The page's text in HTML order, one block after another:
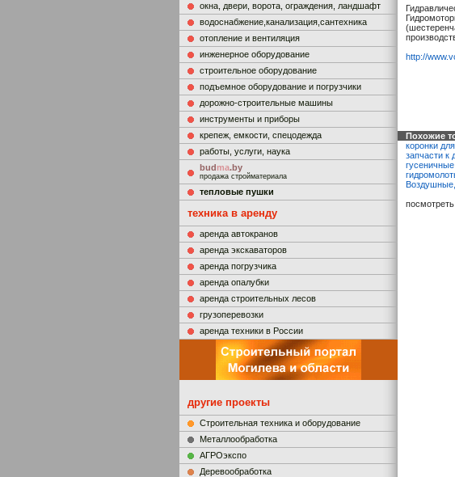
окна, двери, ворота, ограждения, ландшафт
водоснабжение,канализация,сантехника
отопление и вентиляция
инженерное оборудование
строительное оборудование
подъемное оборудование и погрузчики
дорожно-строительные машины
инструменты и приборы
крепеж, емкости, спецодежда
работы, услуги, наука
budma.by
продажа стройматериала
тепловые пушки
техника в аренду
аренда автокранов
аренда экскаваторов
аренда погрузчика
аренда опалубки
аренда строительных лесов
грузоперевозки
аренда техники в России
другие проекты
Строительная техника и оборудование
Металлообработка
АГРОэкспо
Деревообработка
http://
Похожие
коронки
запчасти к
Воздушные,
посмотреть